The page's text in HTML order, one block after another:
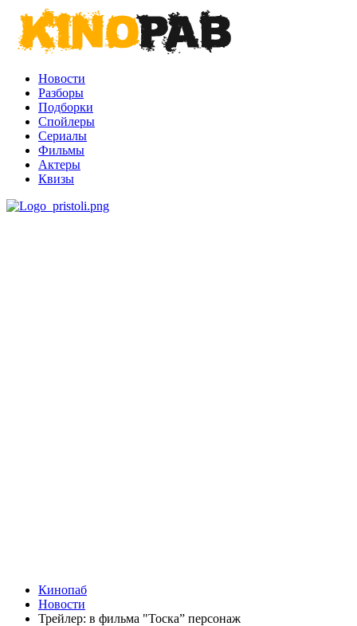
Новости
Разборы
Подборки
Спойлеры
Сериалы
Фильмы
Актеры
Квизы
Кинопаб
Новости
Трейлер: в фильма "Тоска” персонаж